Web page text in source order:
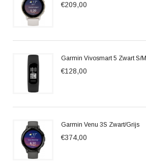
€209,00
Garmin Vivosmart 5 Zwart S/M
€128,00
Garmin Venu 3S Zwart/Grijs
€374,00